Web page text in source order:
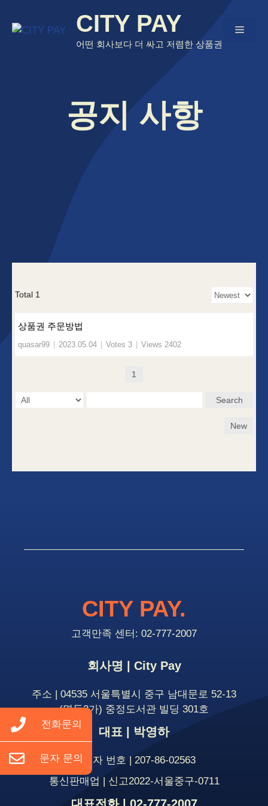
content
CITY PAY
어떤 회사보다 더 싸고 저렴한 상품권
Menu
전화문의
문자 문의
공지 사항
Total 1
상품권 주문방법
quasar99 2023.05.04 Votes 3 Views 2402
1
Search
New
회사명 | City Pay
주소 | 04535 서울특별시 중구 남대문로 52-13
(명동2가) 중정도서관 빌딩 301호
대표 | 박영하
사업자 번호 | 207-86-02563
통신판매업 | 신고2022-서울중구-0711
대표전화 | 02-777-2007
CITY PAY.
고객만족 센터: 02-777-2007